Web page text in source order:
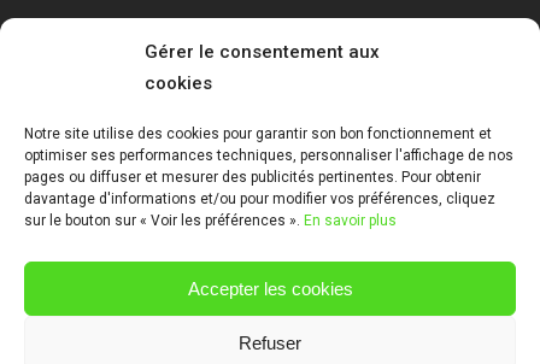
Gérer le consentement aux
cookies
Notre site utilise des cookies pour garantir son bon fonctionnement et
optimiser ses performances techniques, personnaliser l'affichage de nos
pages ou diffuser et mesurer des publicités pertinentes. Pour obtenir
davantage d'informations et/ou pour modifier vos préférences, cliquez
sur le bouton sur « Voir les préférences ». En savoir plus
Accepter les cookies
Refuser
Portail alu Saint-Omer
Clôture 62
Garde-corps pas de calais
Mentions Légales